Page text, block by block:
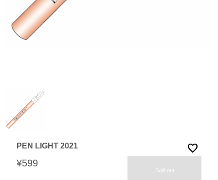
PEN LIGHT 2021 favorite
¥599
Sold out